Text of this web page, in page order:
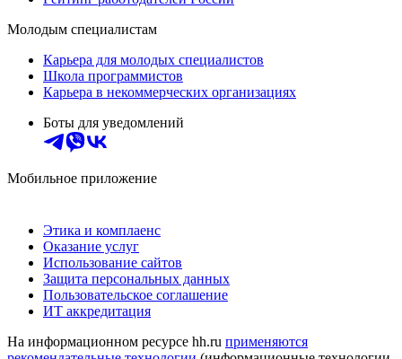
Молодым специалистам
Карьера для молодых специалистов
Школа программистов
Карьера в некоммерческих организациях
Боты для уведомлений
Мобильное приложение
Этика и комплаенс
Оказание услуг
Использование сайтов
Защита персональных данных
Пользовательское соглашение
ИТ аккредитация
На информационном ресурсе hh.ru применяются